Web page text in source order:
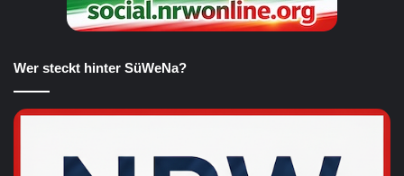
Wer steckt hinter SüWeNa?